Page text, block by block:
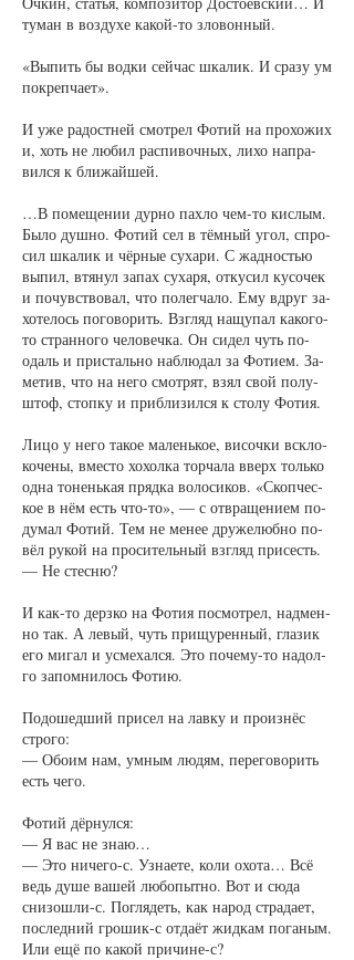
ту­ман в воз­ду­хе ка­кой-то зло­вон­ный.
«Вы­пить бы вод­ки сей­час шка­лик. И сра­зу ум
по­креп­ча­ет».
И уже ра­дост­ней смот­рел Фо­тий на про­хо­жих
и, хоть не лю­бил рас­пи­воч­ных, ли­хо на­пра­
вил­ся к бли­жай­шей.
…В по­ме­ще­нии дур­но пах­ло чем-то кис­лым.
Бы­ло душ­но. Фо­тий сел в тём­ный угол, спро­
сил шка­лик и чёр­ные су­ха­ри. С жад­ностью
вы­пил, втя­нул за­пах су­ха­ря, от­ку­сил ку­со­чек
и по­чувст­во­вал, что по­лег­ча­ло. Ему вдруг за­
хо­те­лось по­го­во­рить. Взгляд на­щу­пал ка­ко­го-
то стран­но­го че­ло­веч­ка. Он си­дел чуть по­
одаль и при­сталь­но на­блю­дал за Фо­ти­ем. За­
ме­тив, что на не­го смот­рят, взял свой по­лу­
штоф, стоп­ку и при­бли­зил­ся к сто­лу Фо­тия.
Ли­цо у не­го та­кое ма­лень­кое, ви­соч­ки вскло­
ко­че­ны, вмес­то хо­хол­ка тор­ча­ла вверх толь­ко
од­на то­нень­кая пряд­ка во­ло­си­ков. «Скоп­чес­
кое в нём есть что-то», — с отвра­ще­ни­ем по­
ду­мал Фо­тий. Тем не ме­нее дру­же­люб­но по­
вёл ру­кой на про­си­тель­ный взгляд при­сесть.
— Не стес­ню?
И как-то дерз­ко на Фо­тия по­смот­рел, над­мен­
но так. А ле­вый, чуть при­щу­рен­ный, гла­зик
его ми­гал и усме­хал­ся. Это по­че­му-то на­дол­
го за­пом­ни­лось Фо­тию.
По­до­шед­ший при­сел на лав­ку и про­из­нёс
стро­го:
— Обо­им нам, ум­ным лю­дям, пе­ре­го­во­рить
есть че­го.
Фо­тий дёр­нул­ся:
— Я вас не знаю…
— Это ни­че­го-с. Узна­е­те, ко­ли охо­та… Всё
ведь ду­ше ва­шей лю­бо­пыт­но. Вот и сю­да
сни­зо­шли-с. По­гля­деть, как на­род стра­да­ет,
по­след­ний гро­шик-с от­да­ёт жид­кам по­га­ным.
Или ещё по ка­кой при­чи­не-с?